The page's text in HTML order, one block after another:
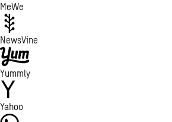
MeWe
NewsVine
Yummly
Yahoo